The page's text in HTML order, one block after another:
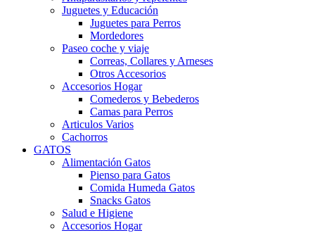
Juguetes y Educación
Juguetes para Perros
Mordedores
Paseo coche y viaje
Correas, Collares y Arneses
Otros Accesorios
Accesorios Hogar
Comederos y Bebederos
Camas para Perros
Articulos Varios
Cachorros
GATOS
Alimentación Gatos
Pienso para Gatos
Comida Humeda Gatos
Snacks Gatos
Salud e Higiene
Accesorios Hogar